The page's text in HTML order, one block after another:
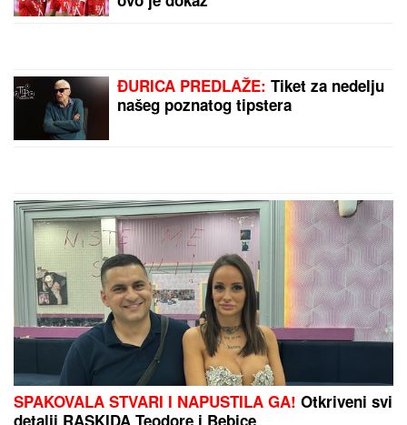
Vuk Mob opet šokira izjavom!